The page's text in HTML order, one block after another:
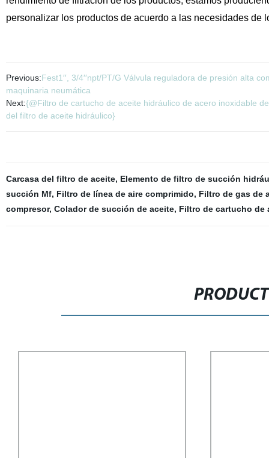
personalizar los productos de acuerdo a las necesidades
Previous:Fest1′′, 3/4′′npt/PT/G Válvula reguladora de presión alta
maquinaria neumática
Next:{@Filtro de cartucho de aceite hidráulico de acero inoxidable
del filtro de aceite hidráulico}
Carcasa del filtro de aceite, Elemento de filtro de succión
succión Mf, Filtro de línea de aire comprimido, Filtro de gas de
compresor, Colador de succión de aceite, Filtro de cartucho de